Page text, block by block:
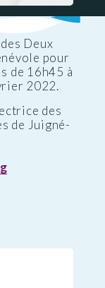
Deux
pour
de 16h45 à
2022.
des
de Juigné-